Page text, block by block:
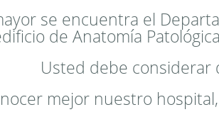
se encuentra el
de Anatomía
Usted debe considerar
mejor nuestro